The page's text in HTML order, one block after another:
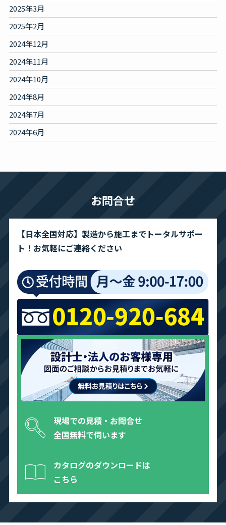
2025年3月
2025年2月
2024年12月
2024年11月
2024年10月
2024年8月
2024年7月
2024年6月
お問合せ
【日本全国対応】製造から施工までトータルサポー
ト！お気軽にご連絡ください
現場での見積・お問合せ
全国無料で伺います
カタログのダウンロードは
こちら